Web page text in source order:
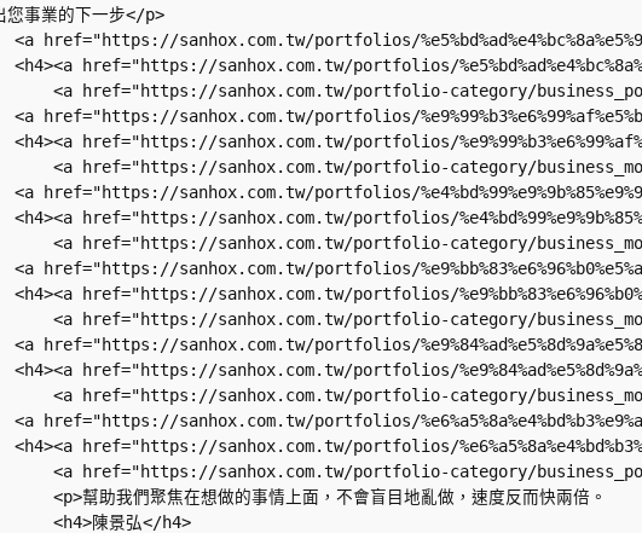
出您事業的下一步</p>
<a href="https://sanhox.com.tw/portfolios/
<h4><a href="https://sanhox.com.tw/portfolios/
<a href="https://sanhox.com.tw/portfolio-
<a href="https://sanhox.com.tw/portfolios/
<h4><a href="https://sanhox.com.tw/portfolios/
<a href="https://sanhox.com.tw/portfolio-
<a href="https://sanhox.com.tw/portfolios/
<h4><a href="https://sanhox.com.tw/portfolios/
<a href="https://sanhox.com.tw/portfolio-
<a href="https://sanhox.com.tw/portfolios/
<h4><a href="https://sanhox.com.tw/portfolios/
<a href="https://sanhox.com.tw/portfolio-
<a href="https://sanhox.com.tw/portfolios/
<h4><a href="https://sanhox.com.tw/portfolios/
<a href="https://sanhox.com.tw/portfolio-
<a href="https://sanhox.com.tw/portfolios/
<h4><a href="https://sanhox.com.tw/portfolios/
<a href="https://sanhox.com.tw/portfolio-
<p>幫助我們聚焦在想做的事情上面，不會盲目地亂做，速度反而快兩倍。
<h4>陳景弘</h4>